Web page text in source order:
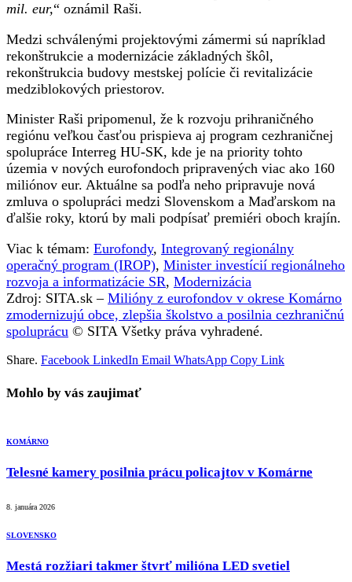
mil. eur,“ oznámil Raši.
Medzi schválenými projektovými zámermi sú napríklad
rekonštrukcie a modernizácie základných škôl,
rekonštrukcia budovy mestskej polície či revitalizácie
medziblokových priestorov.
Minister Raši pripomenul, že k rozvoju prihraničného
regiónu veľkou časťou prispieva aj program cezhraničnej
spolupráce Interreg HU-SK, kde je na priority tohto
územia v nových eurofondoch pripravených viac ako 160
miliónov eur. Aktuálne sa podľa neho pripravuje nová
zmluva o spolupráci medzi Slovenskom a Maďarskom na
ďalšie roky, ktorú by mali podpísať premiéri oboch krajín.
Viac k témam: Eurofondy, Integrovaný regionálny
operačný program (IROP), Minister investícií regionálneho
rozvoja a informatizácie SR, Modernizácia
Zdroj: SITA.sk – Milióny z eurofondov v okrese Komárno
zmodernizujú obce, zlepšia školstvo a posilnia cezhraničnú
spoluprácu © SITA Všetky práva vyhradené.
Share. Facebook LinkedIn Email WhatsApp Copy Link
Mohlo by vás zaujimať
KOMÁRNO
Telesné kamery posilnia prácu policajtov v Komárne
8. januára 2026
SLOVENSKO
Mestá rozžiari takmer štvrť milióna LED svetiel